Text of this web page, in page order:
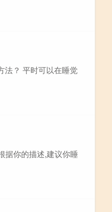
法？ 平时可以在睡觉
据你的描述,建议你睡